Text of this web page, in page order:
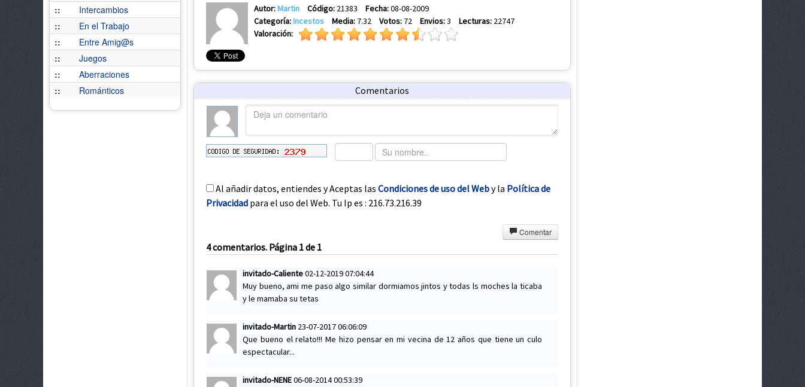
::
Intercambios
::
En el Trabajo
::
Entre Amig@s
::
Juegos
::
Aberraciones
::
Románticos
Autor:Martin Código: 21383 Fecha:08-08-2009
Categoría:Incestos Media: 7.32 Votos: 72 Envios:3 Lecturas: 22747
Valoración:
Comentarios
Al añadir datos, entiendes y Aceptas las Condiciones de uso del Weby la Política de
Privacidad para el uso del Web. Tu Ip es : 216.73.216.39
Comentar
4 comentarios. Página 1 de 1
invitado-Caliente02-12-2019 07:04:44
Muy bueno, ami me paso algo similar dormiamos jintos y todas ls moches la ticaba
y le mamaba su tetas
invitado-Martin 23-07-2017 06:06:09
Que bueno el relato!!! Me hizo pensar en mi vecina de 12 años que tiene un culo
espectacular...
invitado-NENE06-08-2014 00:53:39